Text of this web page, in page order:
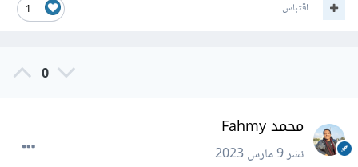
1 اقتباس
0
محمد Fahmy
نشر9 مارس 2023